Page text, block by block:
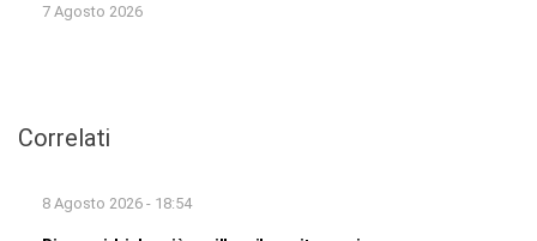
7 Agosto 2026
Correlati
8 Agosto 2026 - 18:54